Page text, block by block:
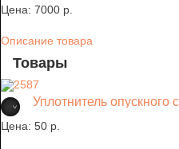
Цена: 7000 p.
Описание товара
Товары
Уплотнитель опускного
Цена: 50 p.